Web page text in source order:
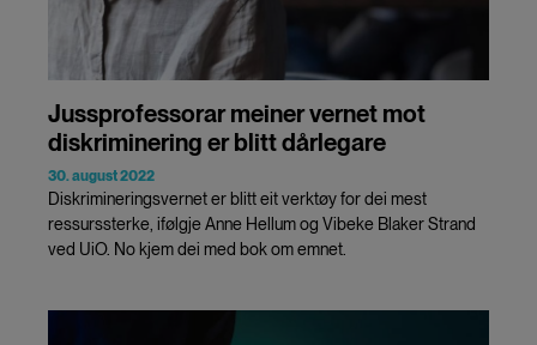
Jussprofessorar meiner vernet mot
diskriminering er blitt dårlegare
30. august 2022
Diskrimineringsvernet er blitt eit verktøy for dei mest
ressurssterke, ifølgje Anne Hellum og Vibeke Blaker Strand
ved UiO. No kjem dei med bok om emnet.